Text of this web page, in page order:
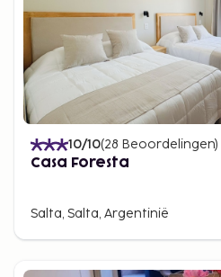
10/10(28 Beoordelingen)
Casa Foresta
Salta, Salta, Argentinië